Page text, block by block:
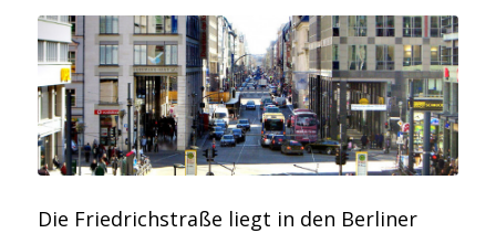
Die Friedrichstraße liegt in den Berliner